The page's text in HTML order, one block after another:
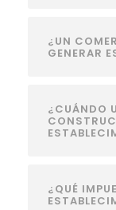
¿UN
GENERAR
¿CUÁNDO
¿QUÉ